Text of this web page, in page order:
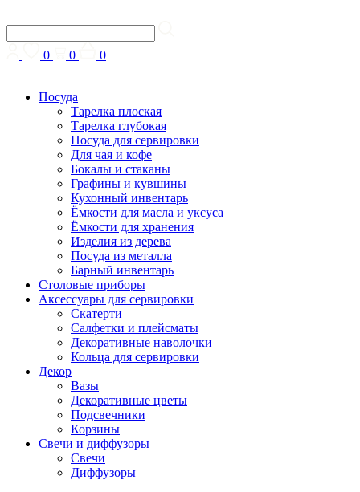
0 0 0
Посуда
Тарелка плоская
Тарелка глубокая
Посуда для сервировки
Для чая и кофе
Бокалы и стаканы
Графины и кувшины
Кухонный инвентарь
Ёмкости для масла и уксуса
Ёмкости для хранения
Изделия из дерева
Посуда из металла
Барный инвентарь
Столовые приборы
Аксессуары для сервировки
Скатерти
Cалфетки и плейсматы
Декоративные наволочки
Кольца для сервировки
Декор
Вазы
Декоративные цветы
Подсвечники
Корзины
Свечи и диффузоры
Свечи
Диффузоры